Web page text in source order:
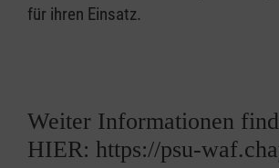
für ihren Einsatz.
Weiter Informationen
HIER: https://psu-